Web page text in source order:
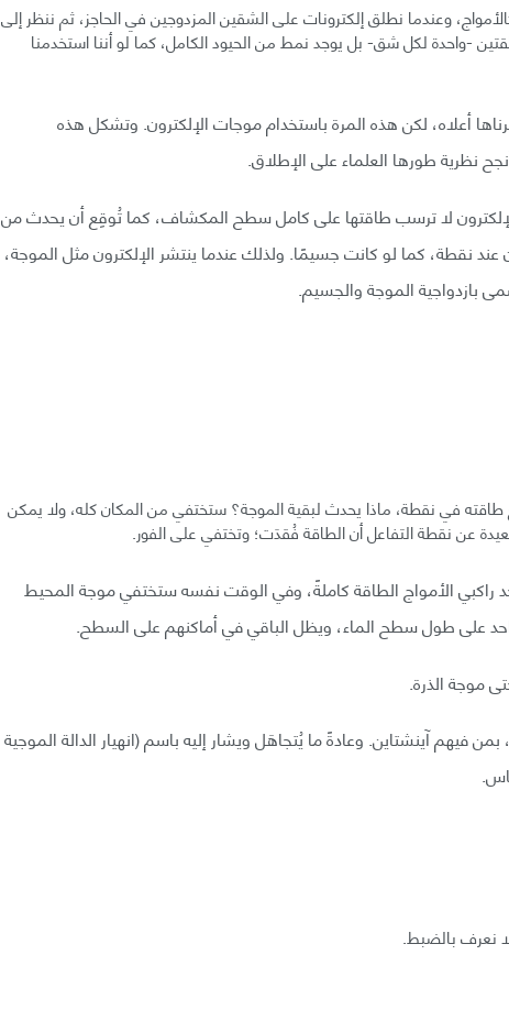
وعندما نطلق إلكترونات على الشقين المزدوجين في الحاجز، ثم ننظر إلى
-واحدة لكل شق- بل يوجد نمط من الحيود الكامل، كما لو أننا استخدمنا
أعلاه، لكن هذه المرة باستخدام موجات الإلكترون. وتشكل هذه
نظرية طورها العلماء على الإطلاق.
لا ترسب طاقتها على كامل سطح المكشاف، كما تُوقِع أن يحدث من
عند نقطة، كما لو كانت جسيمًا. ولذلك عندما ينتشر الإلكترون مثل الموجة،
بازدواجية الموجة والجسيم.
طاقته في نقطة، ماذا يحدث لبقية الموجة؟ ستختفي من المكان كله، ولا يمكن
عن نقطة التفاعل أن الطاقة فُقدَت؛ وتختفي على الفور.
الأمواج الطاقة كاملةً، وفي الوقت نفسه ستختفي موجة المحيط
على طول سطح الماء، ويظل الباقي في أماكنهم على السطح.
موجة الذرة.
بمن فيهم آينشتاين. وعادةً ما يُتجاهَل ويشار إليه باسم (انهيار الدالة الموجية
نعرف بالضبط.